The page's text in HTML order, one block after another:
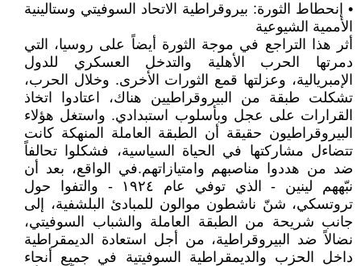
• إنحطاط الثورة: بيروقراطية الاتحاد السوفيتي وستالينية
الأممية الشيوعية
أثر هذا التراجع في موجة الثورة أيضاً على روسيا، التي
دمرتها الحرب الأهلية والتدخل العسكري للدول
الإمبريالية، وعزلتها قمع الثورات الأخرى. وخلال الحرب،
تشكلت طبقة من البيروقراطيين هناك، اعتادوا اتخاذ
القرارات على عجل وبأسلوب استبدادي. واستغل هؤلاء
البيروقراطيون حقيقة أن الطبقة العاملة المنهكة كانت
تتضاءل مشاركتها في الحياة السياسية، فشكلوا تحالفاً
ضد من هددوا مناصبهم وامتيازاتهم.في الواقع، بعد أن
نبّههم لينين - الذي توفي عام ١٩٢٤ - والتفوا حول
تروتسكي، شنّ ناشطون موالون للمبادئ البلشفية، إلى
جانب شريحة من الطبقة العاملة والشباب السوفيتي،
نضالاً ضد البيروقراطية، من أجل استعادة الديمقراطية
داخل الحزب والديمقراطية السوفيتية في جميع أنحاء